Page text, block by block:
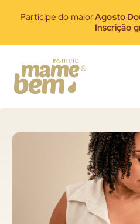
Participe do maiorAgosto
Inscrição